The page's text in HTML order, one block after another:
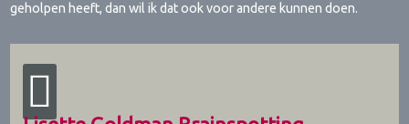
geholpen heeft, dan wil ik dat ook voor andere kunnen doen.